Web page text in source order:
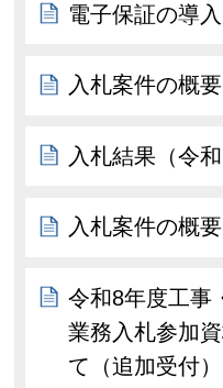
電子保証の導
入札案件の概
入札結果（令和
入札案件の概
令和8年度工事
業務入札参加
て（追加受付）